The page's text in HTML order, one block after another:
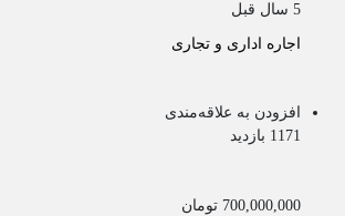
5 سال قبل
اجاره اداری و تجاری
افزودن به علاقه‌مندی
1171 بازدید
700,000,000 تومان